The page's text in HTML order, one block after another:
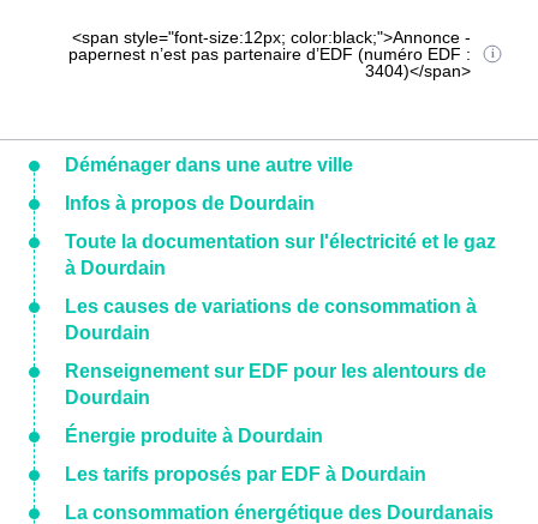
<span style="font-size:12px; color:black;">Annonce -
papernest n’est pas partenaire d’EDF (numéro EDF :
3404)</span>
Déménager dans une autre ville
Infos à propos de Dourdain
Toute la documentation sur l'électricité et le gaz
à Dourdain
Les causes de variations de consommation à
Dourdain
Renseignement sur EDF pour les alentours de
Dourdain
Énergie produite à Dourdain
Les tarifs proposés par EDF à Dourdain
La consommation énergétique des Dourdanais